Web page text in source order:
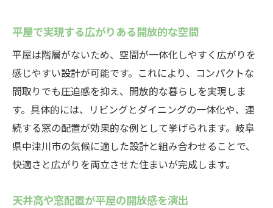
平屋で実現する広がりある開放的な空間
平屋は階層がないため、空間が一体化しやすく広がりを
感じやすい設計が可能です。これにより、コンパクトな
間取りでも圧迫感を抑え、開放的な暮らしを実現しま
す。具体的には、リビングとダイニングの一体化や、連
続する窓の配置が効果的な例として挙げられます。岐阜
県中津川市の気候に適した設計と組み合わせることで、
快適さと広がりを両立させた住まいが完成します。
天井高や窓配置が平屋の開放感を演出